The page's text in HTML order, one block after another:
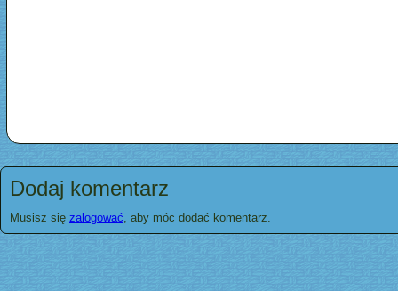
Dodaj komentarz
Musisz się zalogować, aby móc dodać komentarz.